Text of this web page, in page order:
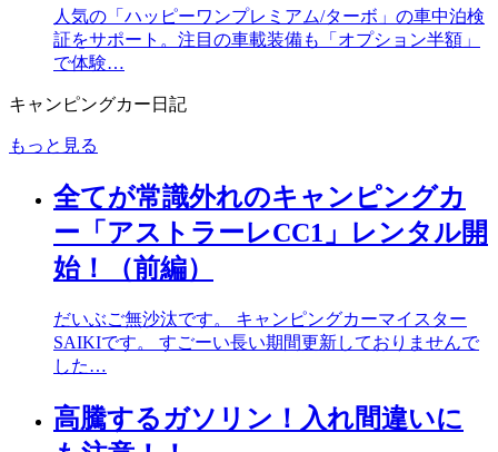
人気の「ハッピーワンプレミアム/ターボ」の車中泊検
証をサポート。注目の車載装備も「オプション半額」
で体験…
キャンピングカー日記
もっと見る
全てが常識外れのキャンピングカ
ー「アストラーレCC1」レンタル開
始！（前編）
だいぶご無沙汰です。 キャンピングカーマイスター
SAIKIです。 すごーい長い期間更新しておりませんで
した…
高騰するガソリン！入れ間違いに